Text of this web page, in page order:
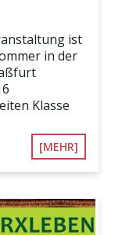
ist
in der
Klasse
[MEHR]